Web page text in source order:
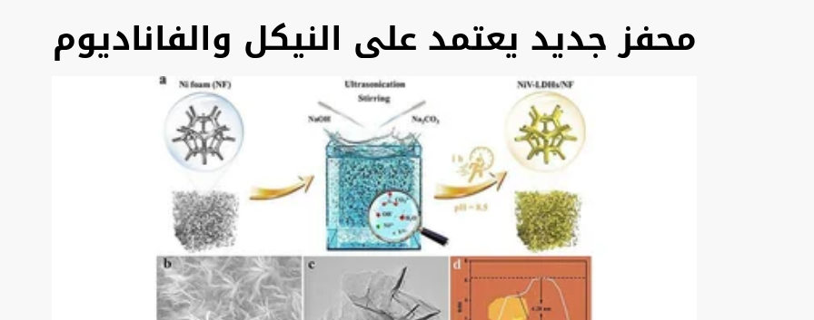
محفز جديد يعتمد على النيكل والفاناديوم